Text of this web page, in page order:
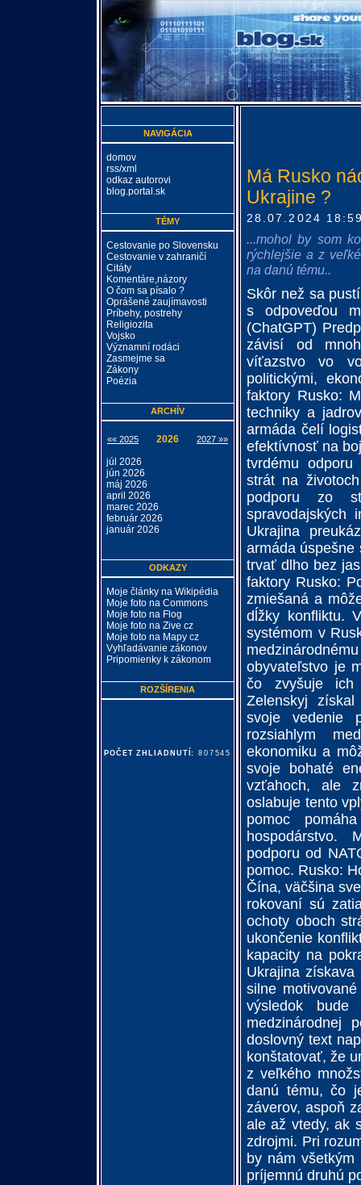
Má Rusko
Ukrajine ?
28.07.2024
...mohol by som
rýchlejšie a z
na danú tému..
Skôr než sa
s odpoveďou
(ChatGPT)
závisí od
víťazstvo vo
politickými,
faktory Rusko:
techniky a
armáda čelí
efektívnosť na
tvrdému odporu
strát na
podporu zo
spravodajských
Ukrajina
armáda úspešne
trvať dlho bez
faktory Rusko:
zmiešaná a
dĺžky konfliktu.
systémom v
obyvateľstvo je
čo zvyšuje ich
Zelenskyj
svoje vedenie
rozsiahlym
ekonomiku a
svoje bohaté
vzťahoch, ale
oslabuje tento
pomoc
hospodárstvo.
podporu od
pomoc. Rusko:
Čína, väčšina
rokovaní sú
ochoty oboch
ukončenie
kapacity na
Ukrajina
silne
výsledok
medzinárodnej
doslovný text
konštatovať, že
z veľkého
danú tému, čo
záverov, aspoň
ale až vtedy, ak
zdrojmi. Pri
by nám
príjemnú druhú
NAVIGÁCIA
domov
rss/xml
odkaz autorovi
blog.portal.sk
TÉMY
Cestovanie po Slovensku
Cestovanie v zahraničí
Citáty
Komentáre,názory
O čom sa písalo ?
Oprášené zaujímavosti
Príbehy, postrehy
Religiozita
Vojsko
Významní rodáci
Zasmejme sa
Zákony
Poézia
ARCHÍV
«« 2025 2026 2027 »»
júl 2026
jún 2026
máj 2026
april 2026
marec 2026
február 2026
január 2026
ODKAZY
Moje články na Wikipédia
Moje foto na Commons
Moje foto na Flog
Moje foto na Zive cz
Moje foto na Mapy cz
Vyhľadávanie zákonov
Pripomienky k zákonom
ROZŠÍRENIA
POČET ZHLIADNUTÍ: 807545